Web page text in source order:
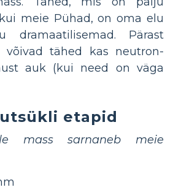
meie Pühad, on oma elu
dramaatilisemad. Pärast
võivad tähed kas neutron-
auk (kui need on väga
etapid
mass sarnaneb meie